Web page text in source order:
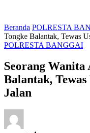
Beranda POLRESTA
Tongke Balantak, Tewas
POLRESTA BANGGAI
Seorang Wanita
Balantak,
Jalan